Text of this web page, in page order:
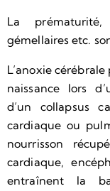
La
gémellaires etc.
L’anoxie
naissance lors
d’un collapsus
cardiaque ou
nourrisson
cardiaque,
entraînent la